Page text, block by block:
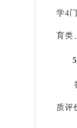
学4
育类
质评